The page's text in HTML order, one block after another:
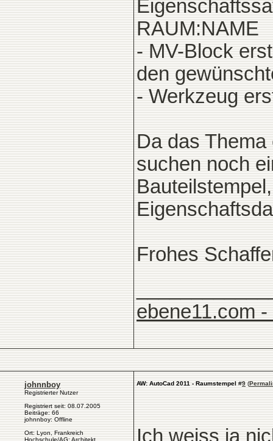
RAUM:NAME
- MV-Block
den
- Werkzeug
Da das
suchen noch
Frohes
ebene11.com
johnnboy
Registrierter Nutzer
Registriert seit: 08.07.2005
Beiträge: 66
johnnboy: Offline
Ort: Lyon, Frankreich
Hochschule/AG: Architekt
AW: AutoCad 2011 - Raumstempel #9 (
Ich weiss ja